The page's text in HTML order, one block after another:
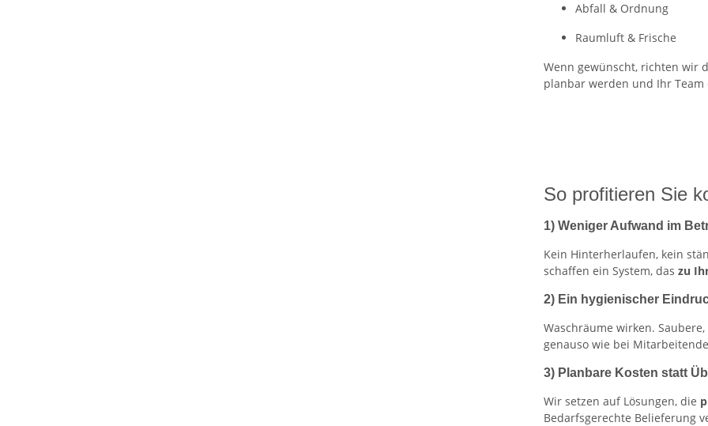
Abfall & Ordnung
Raumluft & Frische
Wenn gewünscht, richten wir
planbar werden und Ihr
So profitieren Sie
1) Weniger Aufwand im
Kein Hinterherlaufen, kein
schaffen ein System, das zu
2) Ein hygienischer
Waschräume wirken.
genauso wie bei
3) Planbare Kosten statt
Wir setzen auf Lösungen, die
Bedarfsgerechte Belieferung